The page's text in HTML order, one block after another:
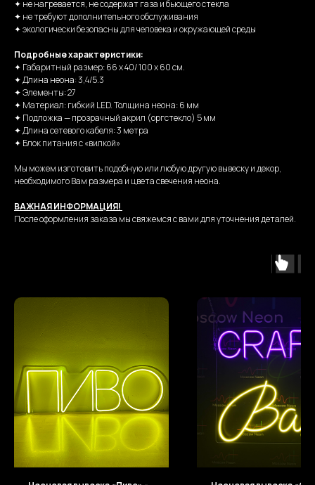
✦ не нагревается, не содержат газа и бьющего стекла
✦ не требуют дополнительного обслуживания
✦ экологически безопасны для человека и окружающей среды
Подробные характеристики:
✦ Габаритный размер: 66 х 40/ 100 x 60 см.
✦ Длина неона: 3,4/5.3
✦ Элементы: 27
✦ Материал: гибкий LED. Толщина неона: 6 мм
✦ Подложка — прозрачный акрил (оргстекло) 5 мм
✦ Длина сетевого кабеля: 3 метра
✦ Блок питания с «вилкой»
Мы можем изготовить подобную или любую другую вывеску и декор,
необходимого Вам размера и цвета свечения неона.
ВАЖНАЯ ИНФОРМАЦИЯ!
После оформления заказа мы свяжемся с вами для уточнения деталей.